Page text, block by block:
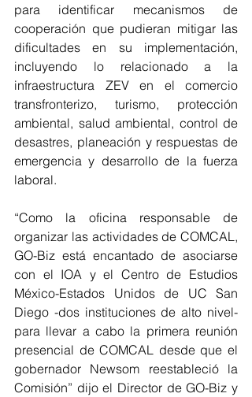
para identificar mecanismos de
cooperación que pudieran mitigar las
dificultades en su implementación,
incluyendo lo relacionado a la
infraestructura ZEV en el comercio
transfronterizo, turismo, protección
ambiental, salud ambiental, control de
desastres, planeación y respuestas de
emergencia y desarrollo de la fuerza
laboral.
“Como la oficina responsable de
organizar las actividades de COMCAL,
GO-Biz está encantado de asociarse
con el IOA y el Centro de Estudios
México-Estados Unidos de UC San
Diego -dos instituciones de alto nivel-
para llevar a cabo la primera reunión
presencial de COMCAL desde que el
gobernador Newsom reestableció la
Comisión” dijo el Director de GO-Biz y